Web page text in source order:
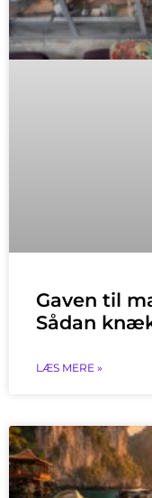
Gaven til
Sådan
LÆS MERE »